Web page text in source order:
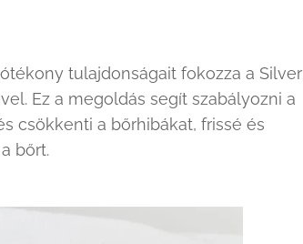
tulajdonságait fokozza a Silver
Ez a megoldás segít szabályozni a
csökkenti a bőrhibákat, frissé és
bőrt.